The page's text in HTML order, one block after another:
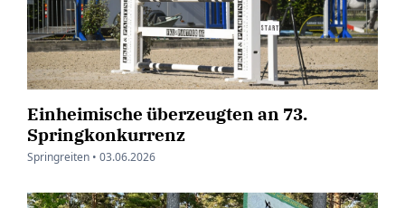
Einheimische überzeugten an 73.
Springkonkurrenz
Springreiten • 03.06.2026